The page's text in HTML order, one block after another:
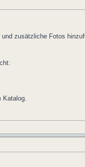
zusätzliche Fotos
Katalog.